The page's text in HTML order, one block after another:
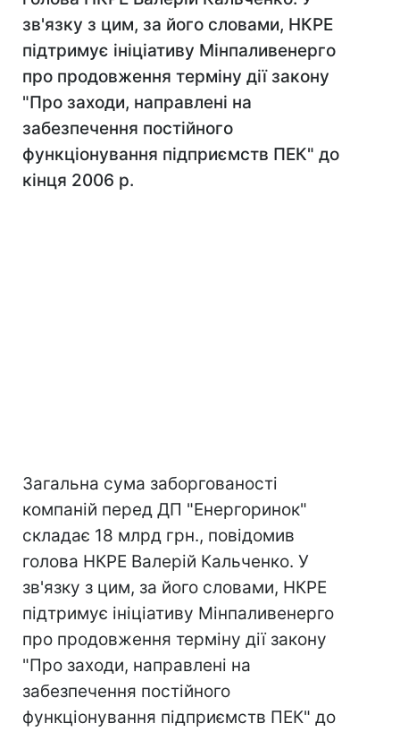
зв'язку з цим, за його словами, НКРЕ
підтримує ініціативу Мінпаливенерго
про продовження терміну дії закону
"Про заходи, направлені на
забезпечення постійного
функціонування підприємств ПЕК" до
кінця 2006 р.
Загальна сума заборгованості
компаній перед ДП "Енергоринок"
складає 18 млрд грн., повідомив
голова НКРЕ Валерій Кальченко. У
зв'язку з цим, за його словами, НКРЕ
підтримує ініціативу Мінпаливенерго
про продовження терміну дії закону
"Про заходи, направлені на
забезпечення постійного
функціонування підприємств ПЕК" до